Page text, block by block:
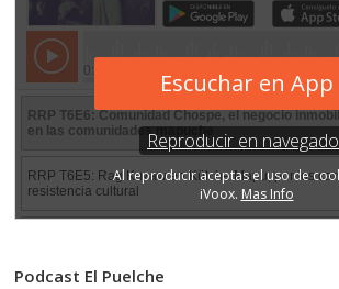
Podcast El Puelche